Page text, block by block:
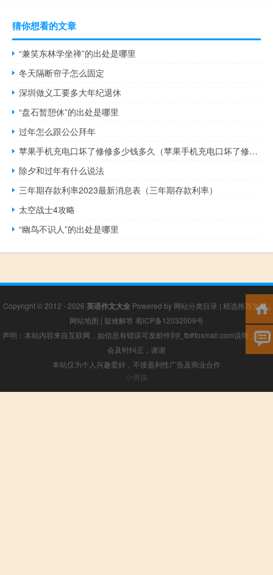
猜你想看的文章
“兼笑东林学坐禅”的出处是哪里
冬天隔断帘子怎么固定
深圳做义工要多大年纪退休
“盘石暂憩休”的出处是哪里
过年怎么跟公公拜年
苹果手机充电口坏了修修多少钱多久（苹果手机充电口坏了修修多少钱）
除夕和过年有什么说法
三年期存款利率2023最新消息表（三年期存款利率）
太空战士4攻略
“幽鸟不识人”的出处是哪里
Copyright © 2012 - 2026 英语作文大全Powered by 网站分类目录 | 精选推荐文章|
网站地图 | 疑难解答 蜀ICP备12032009号
声明：本站内容来自互联网，如信息有错误可发邮件到f_fb#foxmail.com说明，我们
会及时纠正，谢谢
本站仅为个人兴趣爱好，不接盈利性广告及商业合作
小男孩